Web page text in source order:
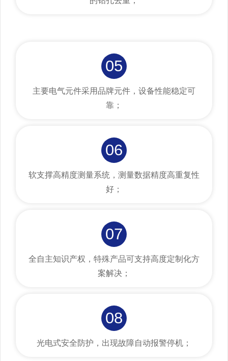
05
主要电气元件采用品牌元件，设备性能稳定可
靠；
06
软支撑高精度测量系统，测量数据精度高重复性
好；
07
全自主知识产权，特殊产品可支持高度定制化方
案解决；
08
光电式安全防护，出现故障自动报警停机；